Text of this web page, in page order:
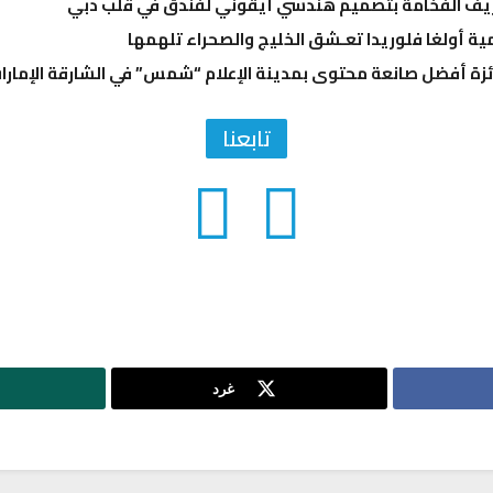
أولغا فلوريدا تعـشق الخليج والصحراء تلهمها
أفضل صانعة محتوى بمدينة الإعلام “شمس” في الشارقة
تابعنا
غرد